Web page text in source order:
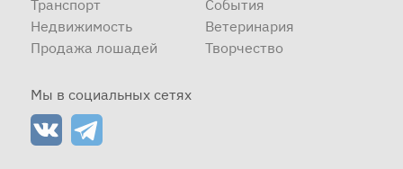
Транспорт
Недвижимость
Продажа лошадей
События
Ветеринария
Творчество
Мы в социальных сетях